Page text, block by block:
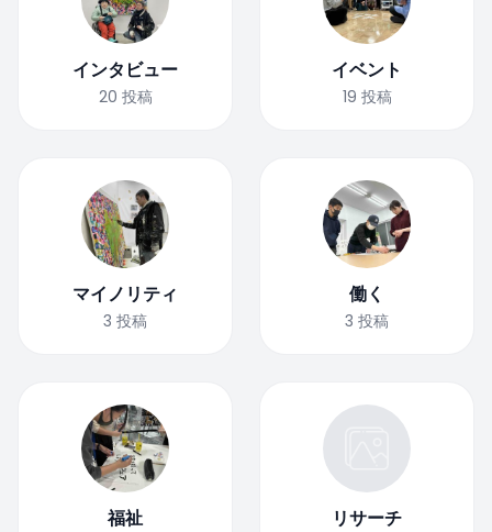
インタビュー
20 投稿
イベント
19 投稿
マイノリティ
3 投稿
働く
3 投稿
福祉 リサーチ